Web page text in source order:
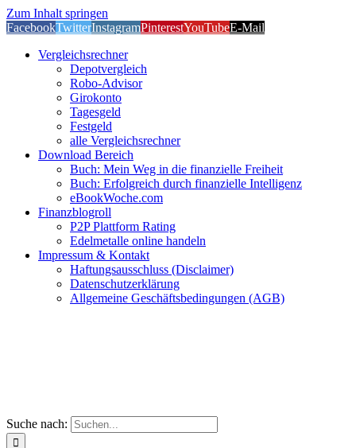
Zum Inhalt springen
FacebookTwitterInstagramPinterestYouTubeE-Mail
Vergleichsrechner
Depotvergleich
Robo-Advisor
Girokonto
Tagesgeld
Festgeld
alle Vergleichsrechner
Download Bereich
Buch: Mein Weg in die finanzielle Freiheit
Buch: Erfolgreich durch finanzielle Intelligenz
eBookWoche.com
Finanzblogroll
P2P Plattform Rating
Edelmetalle online handeln
Impressum & Kontakt
Haftungsausschluss (Disclaimer)
Datenschutzerklärung
Allgemeine Geschäftsbedingungen (AGB)
Suche nach: